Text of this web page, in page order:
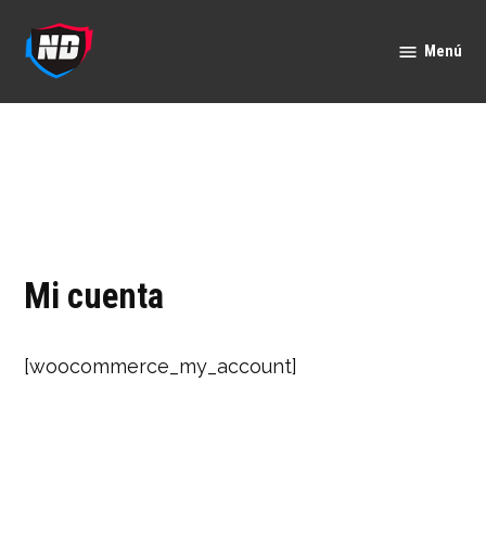
contenido
Menú
Mi cuenta
[woocommerce_my_account]